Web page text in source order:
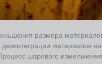
размера
материалов
шарового